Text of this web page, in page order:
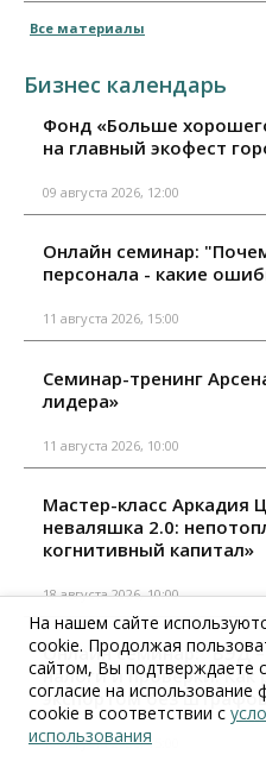
Все материалы
Бизнес календарь
Фонд «Больше
на главный экофест
09 августа 2026, 12:00
Онлайн семинар:
персонала - какие
11 августа 2026, 15:00
Семинар-тренинг
лидера»
11 августа 2026, 10:00
Мастер-класс Аркадия
неваляшка 2.0:
когнитивный капитал»
18 августа 2026, 10:00
Онлайн семинар: "ВЭД
налоги и проверки. Как
экспортом без
18 августа 2026, 15:00
На нашем сайте
cookie. Продолжая
сайтом, Вы подтверждаете
согласие на использование
cookie в соответствии с
использования